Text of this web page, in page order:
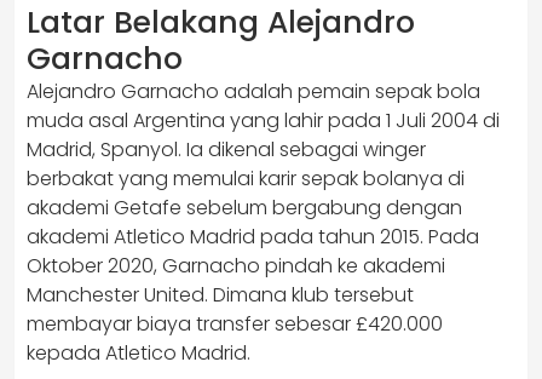
Latar Belakang Alejandro
Garnacho
Alejandro Garnacho adalah pemain sepak bola
muda asal Argentina yang lahir pada 1 Juli 2004 di
Madrid, Spanyol. Ia dikenal sebagai winger
berbakat yang memulai karir sepak bolanya di
akademi Getafe sebelum bergabung dengan
akademi Atletico Madrid pada tahun 2015. Pada
Oktober 2020, Garnacho pindah ke akademi
Manchester United. Dimana klub tersebut
membayar biaya transfer sebesar £420.000
kepada Atletico Madrid.